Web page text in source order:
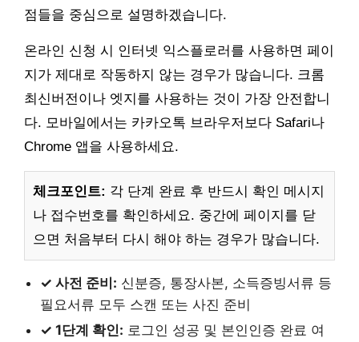
점들을 중심으로 설명하겠습니다.
온라인 신청 시 인터넷 익스플로러를 사용하면 페이
지가 제대로 작동하지 않는 경우가 많습니다. 크롬
최신버전이나 엣지를 사용하는 것이 가장 안전합니
다. 모바일에서는 카카오톡 브라우저보다 Safari나
Chrome 앱을 사용하세요.
체크포인트: 각 단계 완료 후 반드시 확인 메시지
나 접수번호를 확인하세요. 중간에 페이지를 닫
으면 처음부터 다시 해야 하는 경우가 많습니다.
✓ 사전 준비: 신분증, 통장사본, 소득증빙서류 등
필요서류 모두 스캔 또는 사진 준비
✓ 1단계 확인: 로그인 성공 및 본인인증 완료 여